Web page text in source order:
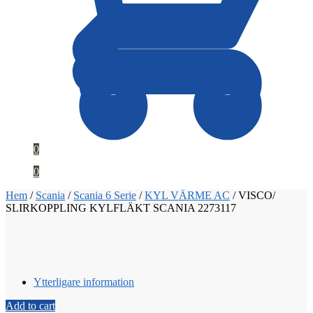
0
0
Hem / Scania / Scania 6 Serie /KYL VÄRME AC /VISCO/
SLIRKOPPLING KYLFLÄKT SCANIA 2273117
Ytterligare information
Add to cart